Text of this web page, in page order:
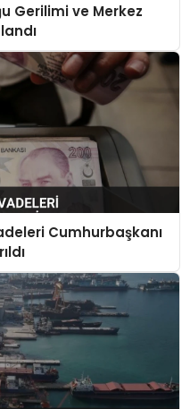
Gerilimi ve Merkez
Cumhurbaşkanı